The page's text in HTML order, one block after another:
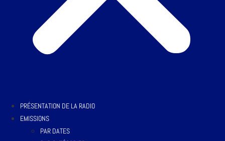
PRÉSENTATION DE LA RADIO
EMISSIONS
PAR DATES